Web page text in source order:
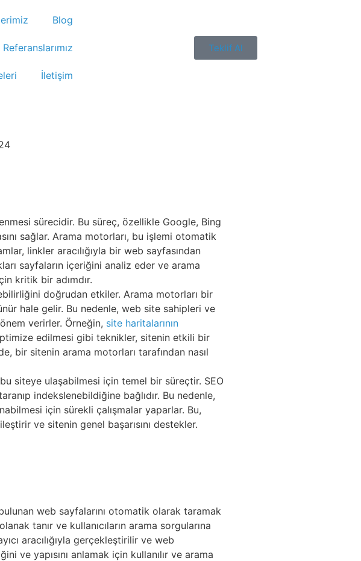
Blog
Referanslarımız
İletişim
Teklif Al
sürecidir. Bu süreç, özellikle Google, Bing
sağlar. Arama motorları, bu işlemi otomatik
linkler aracılığıyla bir web sayfasından
sayfaların içeriğini analiz eder ve arama
kritik bir adımdır.
doğrudan etkiler. Arama motorları bir
hale gelir. Bu nedenle, web site sahipleri ve
verirler. Örneğin, site haritalarının
edilmesi gibi teknikler, sitenin etkili bir
bir sitenin arama motorları tarafından nasıl
siteye ulaşabilmesi için temel bir süreçtir. SEO
indekslenebildiğine bağlıdır. Bu nedenle,
için sürekli çalışmalar yaparlar. Bu,
ve sitenin genel başarısını destekler.
web sayfalarını otomatik olarak taramak
tanır ve kullanıcıların arama sorgularına
aracılığıyla gerçekleştirilir ve web
ve yapısını anlamak için kullanılır ve arama